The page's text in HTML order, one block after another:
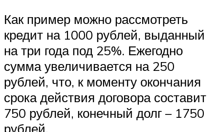
Как пример можно рассмотреть
кредит на 1000 рублей, выданный
на три года под 25%. Ежегодно
сумма увеличивается на 250
рублей, что, к моменту окончания
срока действия договора составит
750 рублей, конечный долг – 1750
рублей.